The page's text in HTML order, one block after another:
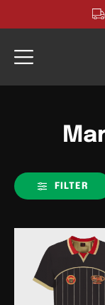
Inhalt
FILTER